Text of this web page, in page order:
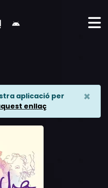
aplicació per
enllaç
×